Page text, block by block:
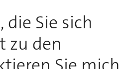
Sie sich
zu den